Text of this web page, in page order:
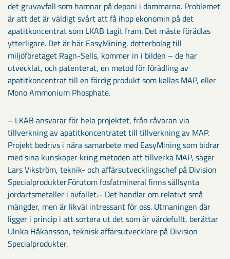
det gruvavfall som hamnar på deponi i dammarna. Problemet
är att det är väldigt svårt att få ihop ekonomin på det
apatitkoncentrat som LKAB tagit fram. Det måste förädlas
ytterligare. Det är här EasyMining, dotterbolag till
miljöföretaget Ragn-Sells, kommer in i bilden – de har
utvecklat, och patenterat, en metod för förädling av
apatitkoncentrat till en färdig produkt som kallas MAP, eller
Mono Ammonium Phosphate.
– LKAB ansvarar för hela projektet, från råvaran via
tillverkning av apatitkoncentratet till tillverkning av MAP.
Projekt bedrivs i nära samarbete med EasyMining som bidrar
med sina kunskaper kring metoden att tillverka MAP, säger
Lars Vikström, teknik- och affärsutvecklingschef på Division
Specialprodukter.Förutom fosfatmineral finns sällsynta
jordartsmetaller i avfallet.– Det handlar om relativt små
mängder, men är likväl intressant för oss. Utmaningen där
ligger i princip i att sortera ut det som är värdefullt, berättar
Ulrika Håkansson, teknisk affärsutvecklare på Division
Specialprodukter.